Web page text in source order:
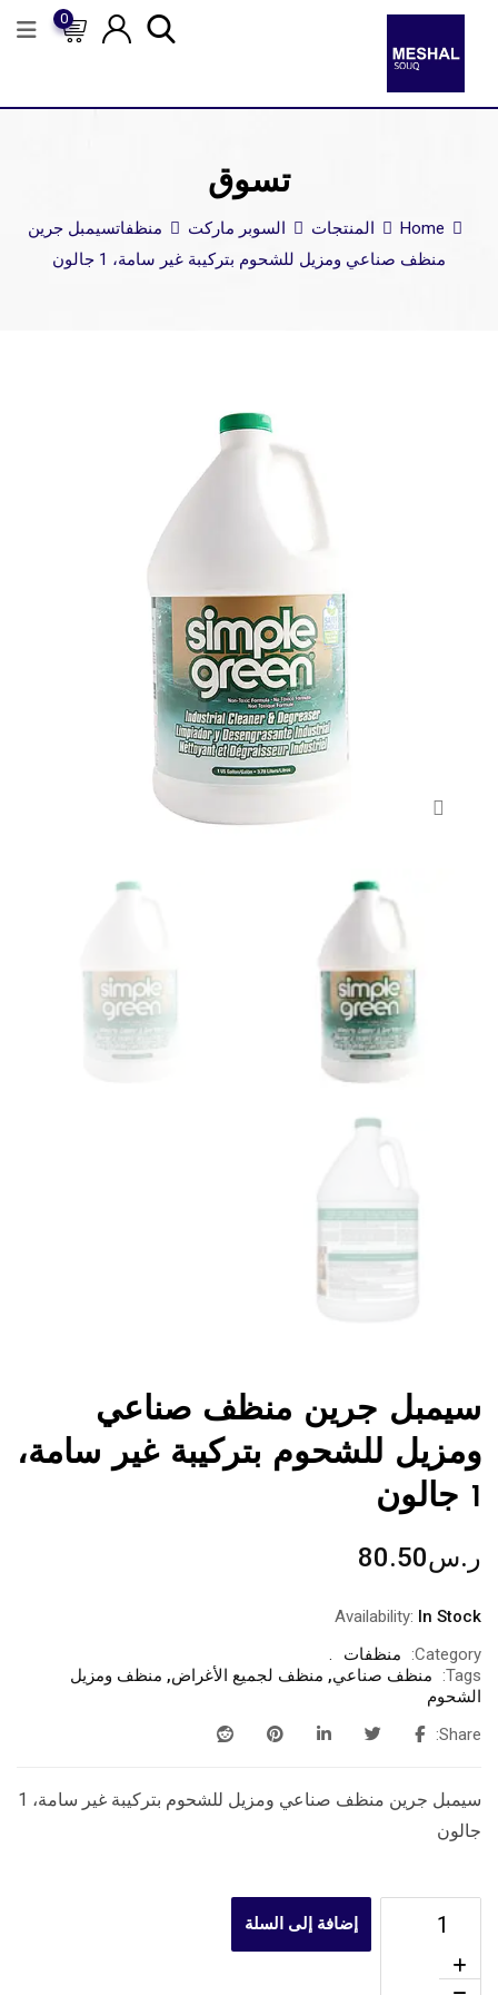
0
تسوق
Home المنتجات السوبر ماركت منظفاتسيمبل جرين
منظف ​​صناعي ومزيل للشحوم بتركيبة غير سامة، 1 جالون
سيمبل جرين منظف ​​صناعي
ومزيل للشحوم بتركيبة غير سامة،
1 جالون
ر.س80.50
Availability: In Stock
Category:
منظفات
Tags:
منظف صناعي, منظف لجميع الأغراض, منظف ​​ومزيل
الشحوم
Share:
سيمبل جرين منظف ​​صناعي ومزيل للشحوم بتركيبة غير سامة، 1
جالون
إضافة إلى السلة